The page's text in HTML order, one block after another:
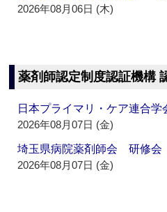
2026年08月06日 (木)
薬剤師認定制度認証機構
日本プライマリ・ケア連合
2026年08月07日 (金)
埼玉県病院薬剤師会 研修
2026年08月07日 (金)